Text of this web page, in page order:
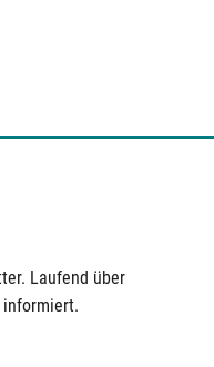
Laufend über
informiert.